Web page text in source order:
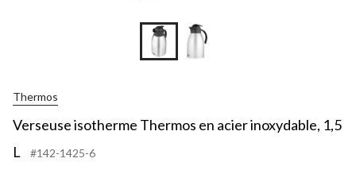
Thermos
Verseuse isotherme Thermos en acier inoxydable, 1,5
L
#142-1425-6